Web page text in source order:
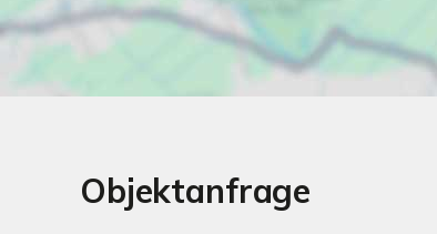
Objektanfrage